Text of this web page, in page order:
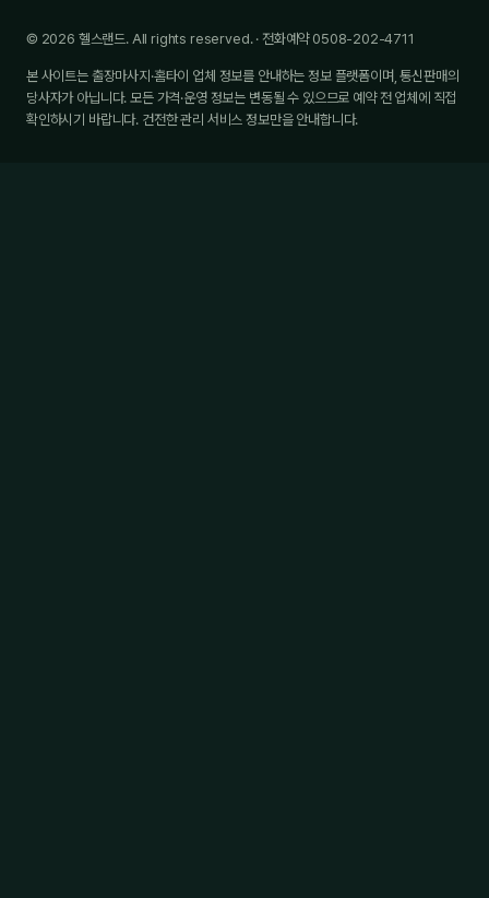
© 2026 헬스랜드. All rights reserved. · 전화예약 0508-202-4711
본 사이트는 출장마사지·홈타이 업체 정보를 안내하는 정보 플랫폼이며, 통신판매의
당사자가 아닙니다. 모든 가격·운영 정보는 변동될 수 있으므로 예약 전 업체에 직접
확인하시기 바랍니다. 건전한 관리 서비스 정보만을 안내합니다.